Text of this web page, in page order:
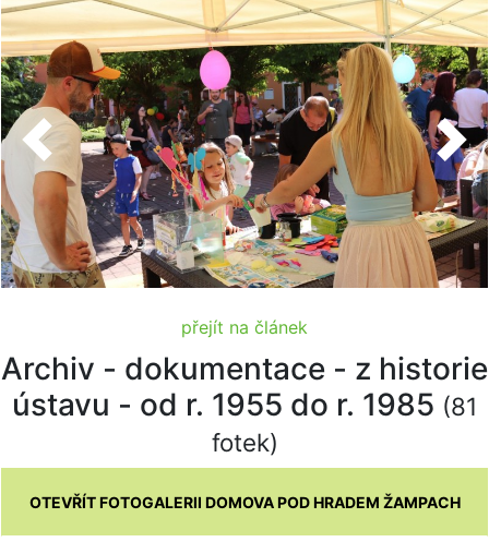
Previous Next
přejít na článek
Archiv - dokumentace - z historie
ústavu - od r. 1955 do r. 1985 (81
fotek)
OTEVŘÍT FOTOGALERII DOMOVA POD HRADEM ŽAMPACH